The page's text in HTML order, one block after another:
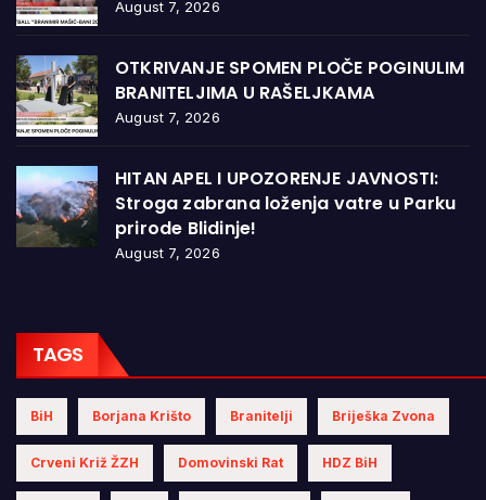
August 7, 2026
OTKRIVANJE SPOMEN PLOČE POGINULIM
BRANITELJIMA U RAŠELJKAMA
August 7, 2026
HITAN APEL I UPOZORENJE JAVNOSTI:
Stroga zabrana loženja vatre u Parku
prirode Blidinje!
August 7, 2026
TAGS
BiH Borjana Krišto Branitelji Briješka Zvona
Crveni Križ ŽZH Domovinski Rat HDZ BiH